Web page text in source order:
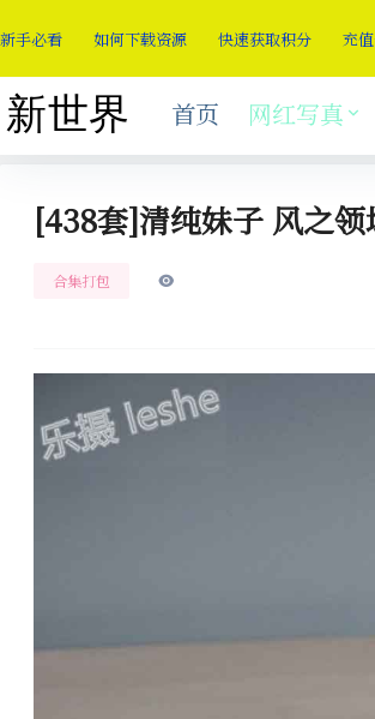
新手必看 如何下载资源 快速获取积分 充
首页 网红写真
[438套]清纯妹子 风之
合集打包